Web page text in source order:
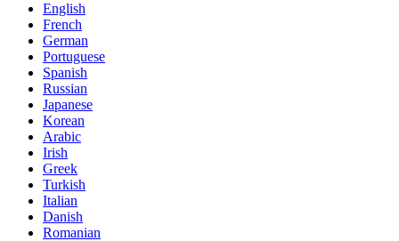
English
French
German
Portuguese
Spanish
Russian
Japanese
Korean
Arabic
Irish
Greek
Turkish
Italian
Danish
Romanian